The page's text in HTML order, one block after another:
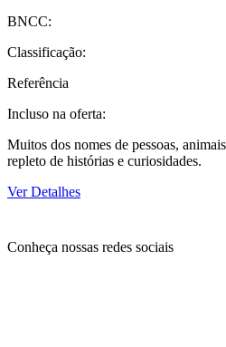
BNCC:
Classificação:
Referência
Incluso na oferta:
Muitos dos nomes de pessoas,
repleto de histórias e curiosidades.
Ver Detalhes
Conheça nossas redes sociais